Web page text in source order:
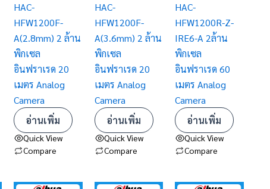
HAC-
HFW1200F-
A(2.8mm) 2 ล้าน
พิกเซล
อินฟราเรด 20
เมตร Analog
Camera
อ่านเพิ่ม
Quick View
Compare
HAC-
HFW1200F-
A(3.6mm) 2 ล้าน
พิกเซล
อินฟราเรด 20
เมตร Analog
Camera
อ่านเพิ่ม
Quick View
Compare
HAC-
HFW1200R-Z-
IRE6-A 2ล้าน
พิกเซล
อินฟราเรด 60
เมตร Analog
Camera
อ่านเพิ่ม
Quick View
Compare